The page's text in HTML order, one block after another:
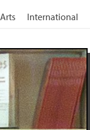
Arts International